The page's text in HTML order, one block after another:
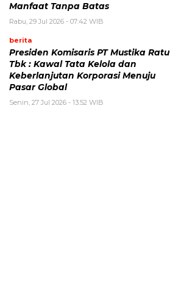
Manfaat Tanpa Batas
Rabu, 29 Jul 2026 - 07:42 WIB
berita
Presiden Komisaris PT Mustika Ratu
Tbk : Kawal Tata Kelola dan
Keberlanjutan Korporasi Menuju
Pasar Global
Senin, 27 Jul 2026 - 13:52 WIB